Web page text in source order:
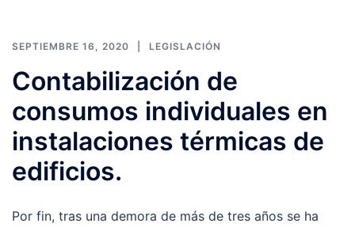
SEPTIEMBRE 16, 2020 LEGISLACIÓN
Contabilización de
consumos individuales en
instalaciones térmicas de
edificios.
Por fin, tras una demora de más de tres años se ha